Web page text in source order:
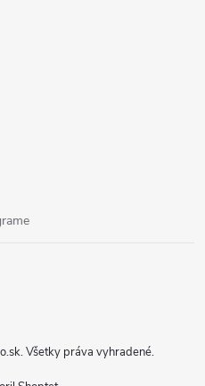
. Všetky práva vyhradené.